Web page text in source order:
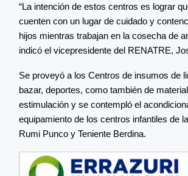
“La intención de estos centros es lograr
cuenten con un lugar de cuidado y
hijos mientras trabajan en la cosecha de
indicó el vicepresidente del RENATRE,
Se proveyó a los Centros de insumos de
bazar, deportes, como también de
estimulación y se contempló el
equipamiento de los centros infantiles de
Rumi Punco y Teniente Berdina.